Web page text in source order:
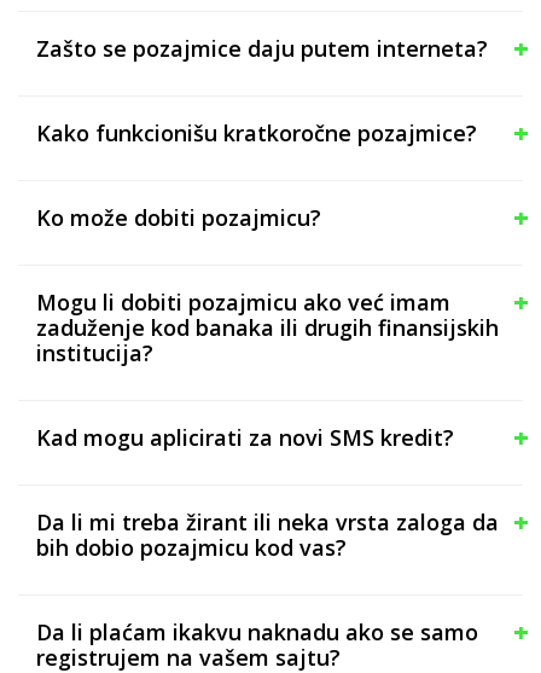
Zašto se pozajmice daju putem interneta?
Kako funkcionišu kratkoročne pozajmice?
Ko može dobiti pozajmicu?
Mogu li dobiti pozajmicu ako već imam
zaduženje kod banaka ili drugih finansijskih
institucija?
Kad mogu aplicirati za novi SMS kredit?
Da li mi treba žirant ili neka vrsta zaloga da
bih dobio pozajmicu kod vas?
Da li plaćam ikakvu naknadu ako se samo
registrujem na vašem sajtu?